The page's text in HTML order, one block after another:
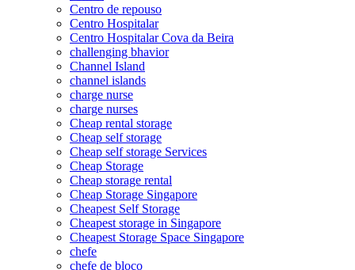
Centro de repouso
Centro Hospitalar
Centro Hospitalar Cova da Beira
challenging bhavior
Channel Island
channel islands
charge nurse
charge nurses
Cheap rental storage
Cheap self storage
Cheap self storage Services
Cheap Storage
Cheap storage rental
Cheap Storage Singapore
Cheapest Self Storage
Cheapest storage in Singapore
Cheapest Storage Space Singapore
chefe
chefe de bloco